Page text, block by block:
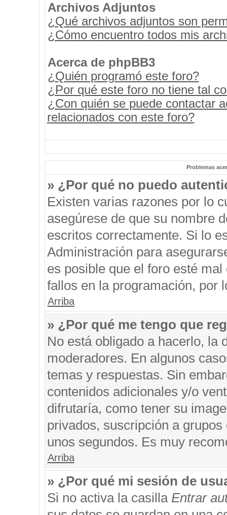
Archivos Adjuntos
¿Qué archivos adjuntos son
¿Cómo encuentro todos mis
Acerca de phpBB3
¿Quién programó este foro?
¿Por qué este foro no tiene tal
¿Con quién se puede contactar
relacionados con este foro?
Problemas
» ¿Por qué no puedo
Existen varias razones por lo
asegúrese de que su nombre
escritos correctamente. Si lo
Administración para
es posible que el foro esté
fallos en la programación, por
Arriba
» ¿Por qué me tengo que
No está obligado a hacerlo, la
moderadores. En algunos
temas y respuestas. Sin
contenidos adicionales y/o
difrutaría, como tener su
privados, suscripción a
unos segundos. Es muy
Arriba
» ¿Por qué mi sesión de
Si no activa la casilla Entrar